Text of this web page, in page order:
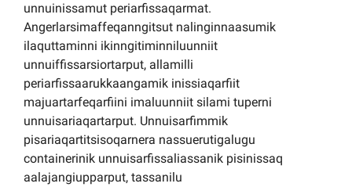
unnuinissamut periarfissaqarmat.
Angerlarsimaffeqanngitsut nalinginnaasumik
ilaquttaminni ikinngitiminniluunniit
unnuiffissarsiortarput, allamilli
periarfissaarukkaangamik inissiaqarfiit
majuartarfeqarfiini imaluunniit silami tuperni
unnuisariaqartarput. Unnuisarfimmik
pisariaqartitsisoqarnera nassuerutigalugu
containerinik unnuisarfissaliassanik pisinissaq
aalajangiupparput, tassanilu